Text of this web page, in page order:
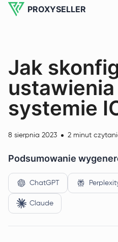
PROXYSELLER
Jak
systemie
8 sierpnia 2023 2 minut
Podsumowanie
ChatGPT
Claude